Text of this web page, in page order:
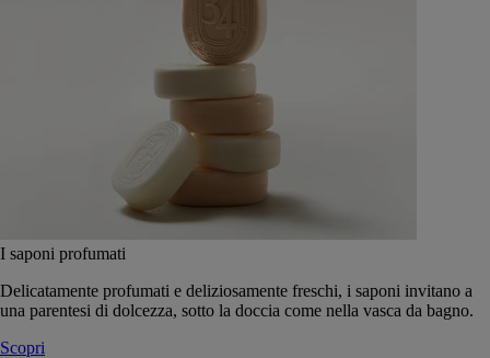
I saponi profumati
Delicatamente profumati e deliziosamente freschi, i saponi invitano a
una parentesi di dolcezza, sotto la doccia come nella vasca da bagno.
Scopri